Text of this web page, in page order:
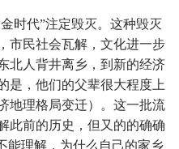
时代”注定毁灭。这种毁灭
市民社会瓦解，文化进一步
人背井离乡，到新的经济
是，他们的父辈很大程度上
地理格局变迁）。这一批流
此前的历史，但又的的确确
能理解，为什么自己的家乡